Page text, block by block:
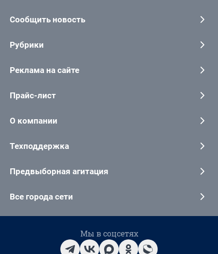
Сообщить новость
Рубрики
Реклама на сайте
Прайс-лист
О компании
Техподдержка
Предвыборная агитация
Все города сети
Мы в соцсетях